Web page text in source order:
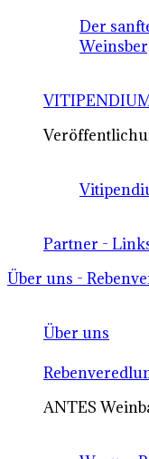
Der
Partner -
Über uns -
Über uns
ANTES